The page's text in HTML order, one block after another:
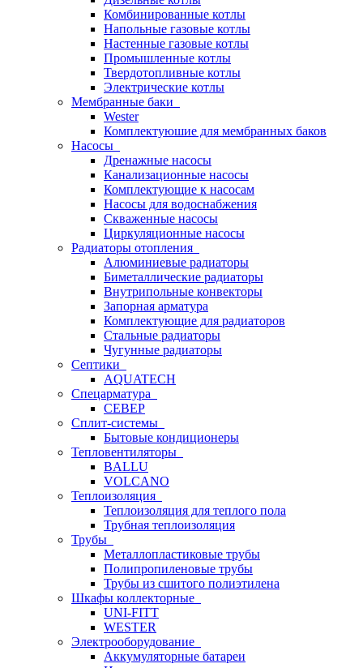
Комбинированные котлы
Напольные газовые котлы
Настенные газовые котлы
Промышленные котлы
Твердотопливные котлы
Электрические котлы
Мембранные баки
Wester
Комплектуюшие для мембранных баков
Насосы
Дренажные насосы
Канализационные насосы
Комплектующие к насосам
Насосы для водоснабжения
Скваженные насосы
Циркуляционные насосы
Радиаторы отопления
Алюминиевые радиаторы
Биметаллические радиаторы
Внутрипольные конвекторы
Запорная арматура
Комплектующие для радиаторов
Стальные радиаторы
Чугунные радиаторы
Септики
AQUATECH
Спецарматура
СЕВЕР
Сплит-системы
Бытовые кондиционеры
Тепловентиляторы
BALLU
VOLCANO
Теплоизоляция
Теплоизоляция для теплого пола
Трубная теплоизоляция
Трубы
Металлопластиковые трубы
Полипропиленовые трубы
Трубы из сшитого полиэтилена
Шкафы коллекторные
UNI-FITT
WESTER
Электрооборудование
Аккумуляторные батареи